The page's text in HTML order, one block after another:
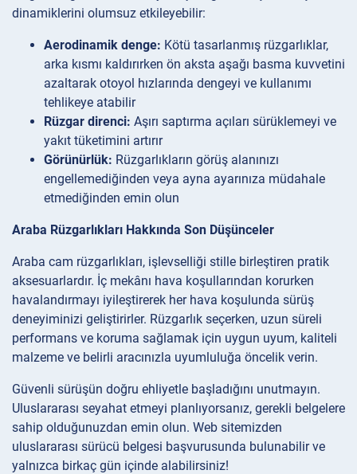
dinamiklerini olumsuz etkileyebilir:
Aerodinamik denge: Kötü tasarlanmış rüzgarlıklar,
arka kısmı kaldırırken ön aksta aşağı basma kuvvetini
azaltarak otoyol hızlarında dengeyi ve kullanımı
tehlikeye atabilir
Rüzgar direnci: Aşırı saptırma açıları sürüklemeyi ve
yakıt tüketimini artırır
Görünürlük: Rüzgarlıkların görüş alanınızı
engellemediğinden veya ayna ayarınıza müdahale
etmediğinden emin olun
Araba Rüzgarlıkları Hakkında Son Düşünceler
Araba cam rüzgarlıkları, işlevselliği stille birleştiren pratik
aksesuarlardır. İç mekânı hava koşullarından korurken
havalandırmayı iyileştirerek her hava koşulunda sürüş
deneyiminizi geliştirirler. Rüzgarlık seçerken, uzun süreli
performans ve koruma sağlamak için uygun uyum, kaliteli
malzeme ve belirli aracınızla uyumluluğa öncelik verin.
Güvenli sürüşün doğru ehliyetle başladığını unutmayın.
Uluslararası seyahat etmeyi planlıyorsanız, gerekli belgelere
sahip olduğunuzdan emin olun. Web sitemizden
uluslararası sürücü belgesi başvurusunda bulunabilir ve
yalnızca birkaç gün içinde alabilirsiniz!